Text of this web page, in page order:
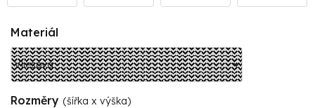
Materiál
Rozměry (šířka x výška)